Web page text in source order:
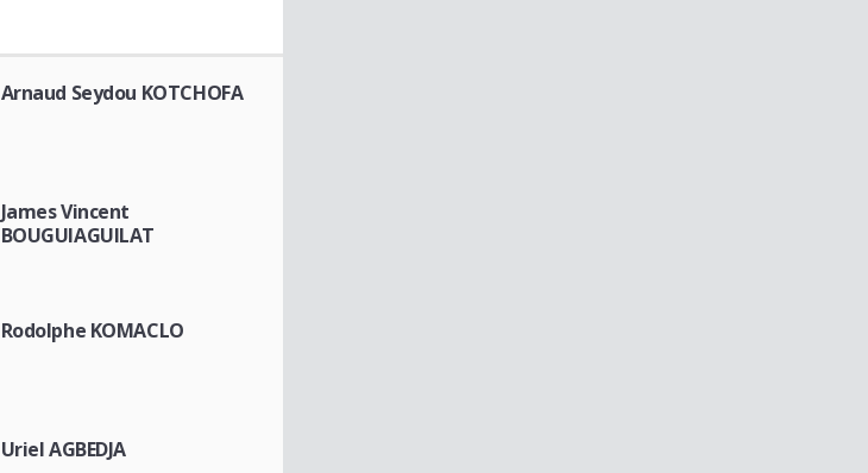
Arnaud Seydou KOTCHOFA
James Vincent
BOUGUIAGUILAT
Rodolphe KOMACLO
Uriel AGBEDJA